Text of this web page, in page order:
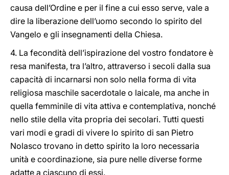
causa dell’Ordine e per il fine a cui esso serve, vale a
dire la liberazione dell’uomo secondo lo spirito del
Vangelo e gli insegnamenti della Chiesa.
4. La fecondità dell’ispirazione del vostro fondatore è
resa manifesta, tra l’altro, attraverso i secoli dalla sua
capacità di incarnarsi non solo nella forma di vita
religiosa maschile sacerdotale o laicale, ma anche in
quella femminile di vita attiva e contemplativa, nonché
nello stile della vita propria dei secolari. Tutti questi
vari modi e gradi di vivere lo spirito di san Pietro
Nolasco trovano in detto spirito la loro necessaria
unità e coordinazione, sia pure nelle diverse forme
adatte a ciascuno di essi.